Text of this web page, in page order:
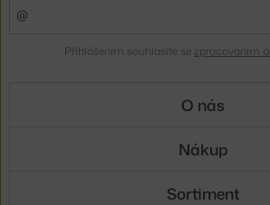
Přihlášením souhlasíte se zpracováním
O nás
Nákup
Sortiment